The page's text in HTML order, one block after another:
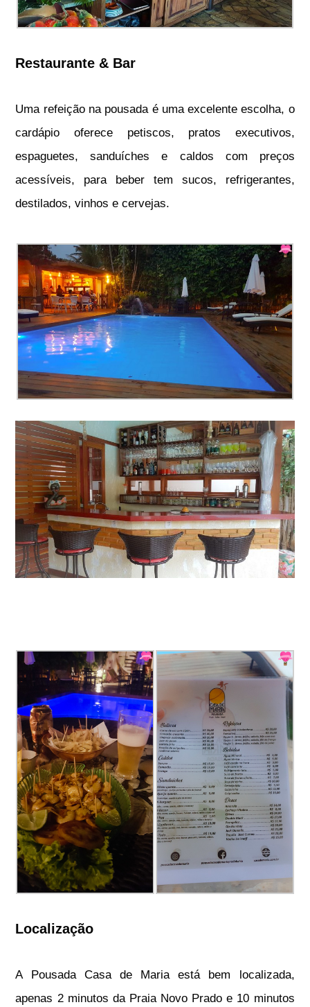
Restaurante & Bar
Uma refeição na pousada é uma excelente escolha, o
cardápio oferece petiscos, pratos executivos,
espaguetes, sanduíches e caldos com preços
acessíveis, para beber tem sucos, refrigerantes,
destilados, vinhos e cervejas.
Localização
A Pousada Casa de Maria está bem localizada,
apenas 2 minutos da Praia Novo Prado e 10 minutos